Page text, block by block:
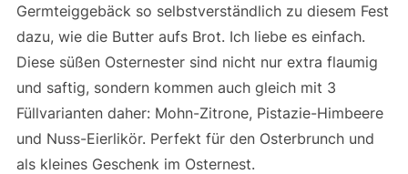
Germteiggebäck so selbstverständlich zu diesem Fest
dazu, wie die Butter aufs Brot. Ich liebe es einfach.
Diese süßen Osternester sind nicht nur extra flaumig
und saftig, sondern kommen auch gleich mit 3
Füllvarianten daher: Mohn-Zitrone, Pistazie-Himbeere
und Nuss-Eierlikör. Perfekt für den Osterbrunch und
als kleines Geschenk im Osternest.